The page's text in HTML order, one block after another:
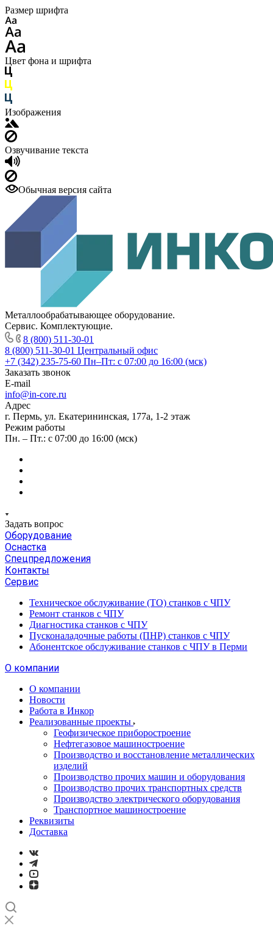
Размер шрифта
Цвет фона и шрифта
Изображения
Озвучивание текста
Обычная версия сайта
Металлообрабатывающее оборудование.
Сервис. Комплектующие.
8 (800) 511-30-01
8 (800) 511-30-01 Центральный офис
+7 (342) 235-75-60 Пн–Пт: с 07:00 до 16:00 (мск)
Заказать звонок
E-mail
info@in-core.ru
Адрес
г. Пермь, ул. ​Екатерининская, 177а, ​1-2 этаж
Режим работы
Пн. – Пт.: с 07:00 до 16:00 (мск)
Задать вопрос
Оборудование
Оснастка
Спецпредложения
Контакты
Сервис
Техническое обслуживание (ТО) станков с ЧПУ
Ремонт станков с ЧПУ
Диагностика станков с ЧПУ
Пусконаладочные работы (ПНР) станков с ЧПУ
Абонентское обслуживание станков с ЧПУ в Перми
О компании
О компании
Новости
Работа в Инкор
Реализованные проекты
Геофизическое приборостроение
Нефтегазовое машиностроение
Производство и восстановление металлических
изделий
Производство прочих машин и оборудования
Производство прочих транспортных средств
Производство электрического оборудования
Транспортное машиностроение
Реквизиты
Доставка